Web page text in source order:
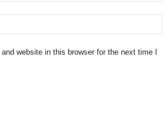
website in this browser for the next time I